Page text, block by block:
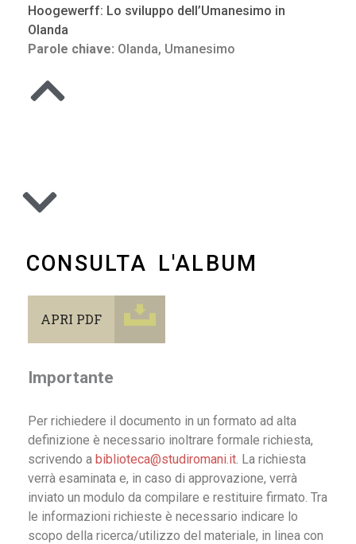
Hoogewerff: Lo sviluppo dell’Umanesimo in
Olanda
Parole chiave: Olanda, Umanesimo
CONSULTA L'ALBUM
APRI PDF
Importante
Per richiedere il documento in un formato ad alta
definizione è necessario inoltrare formale richiesta,
scrivendo a biblioteca@studiromani.it. La richiesta
verrà esaminata e, in caso di approvazione, verrà
inviato un modulo da compilare e restituire firmato. Tra
le informazioni richieste è necessario indicare lo
scopo della ricerca/utilizzo del materiale, in linea con